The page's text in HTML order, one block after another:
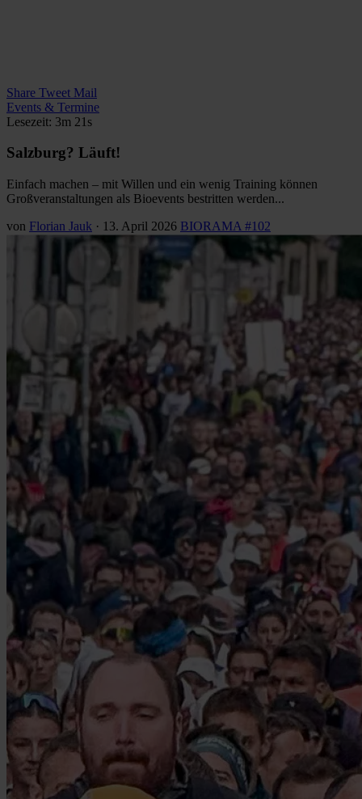
Share Tweet Mail
Events & Termine
Lesezeit: 3m 21s
Salzburg? Läuft!
Einfach machen – mit Willen und ein wenig Training können
Großveranstaltungen als Bioevents bestritten werden...
von Florian Jauk · 13. April 2026 BIORAMA #102